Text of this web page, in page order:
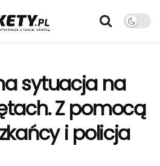
sytuacja na
Z pomocą
i policja